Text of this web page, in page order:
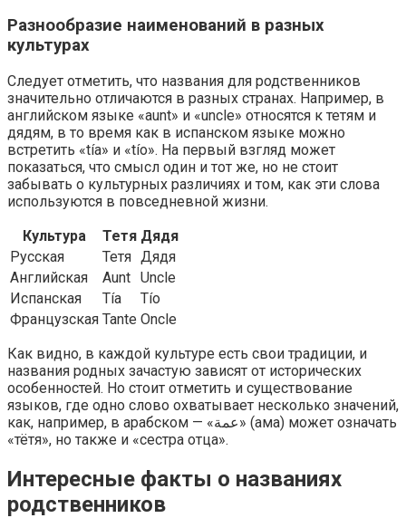
Разнообразие наименований в разных
культурах
Следует отметить, что названия для родственников
значительно отличаются в разных странах. Например, в
английском языке «aunt» и «uncle» относятся к тетям и
дядям, в то время как в испанском языке можно
встретить «tía» и «tío». На первый взгляд может
показаться, что смысл один и тот же, но не стоит
забывать о культурных различиях и том, как эти слова
используются в повседневной жизни.
Культура
Тетя Дядя
Русская
Тетя Дядя
Английская
Aunt Uncle
Испанская
Tía
Tío
Французская Tante Oncle
Как видно, в каждой культуре есть свои традиции, и
названия родных зачастую зависят от исторических
особенностей. Но стоит отметить и существование
языков, где одно слово охватывает несколько значений,
как, например, в арабском — «عمة» (ама) может означать
«тётя», но также и «сестра отца».
Интересные факты о названиях
родственников